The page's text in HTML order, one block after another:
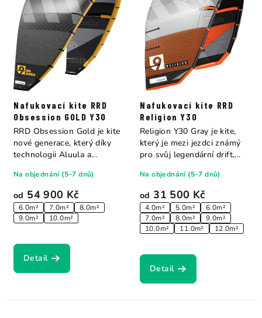
Nafukovací kite RRD
Obsession GOLD Y30
od 54 900 Kč
6.0m² 7.0m²
8.0m²
9.0m²
10.0m²
Na objednání (5–7 dnů)
Detail
RRD Obsession Gold je kite
nové generace, který díky
technologii Aluula a...
Nafukovací kite RRD
Religion Y30
od 31 500 Kč
4.0m² 5.0m²
6.0m²
7.0m²
8.0m²
9.0m²
10.0m²
11.0m² 12.0m²
Na objednání (5–7 dnů)
Detail
Religion Y30 Gray je kite,
který je mezi jezdci známý
pro svůj legendární drift,...